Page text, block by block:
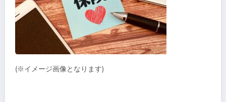
(※イメージ画像となります)